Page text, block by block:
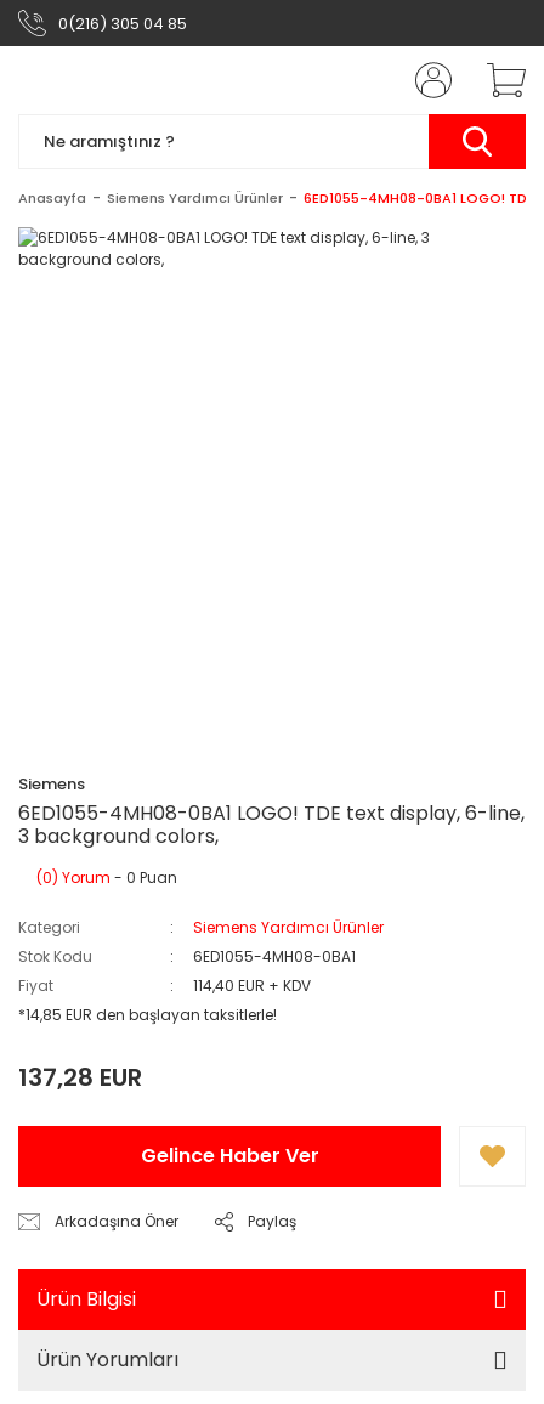
0(216) 305 04 85
Anasayfa Siemens Yardımcı Ürünler 6ED1055-4MH08-0BA1 LOGO!
Siemens
6ED1055-4MH08-0BA1 LOGO! TDE text display, 6-line,
3 background colors,
(0) Yorum - 0 Puan
Kategori
Siemens Yardımcı Ürünler
Stok Kodu
6ED1055-4MH08-0BA1
Fiyat
114,40 EUR + KDV
*14,85 EUR den başlayan taksitlerle!
137,28 EUR
Gelince Haber Ver
Arkadaşına Öner Paylaş
Ürün Bilgisi
Ürün Yorumları